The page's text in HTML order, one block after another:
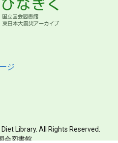
ジ
Library. All Rights Reserved.